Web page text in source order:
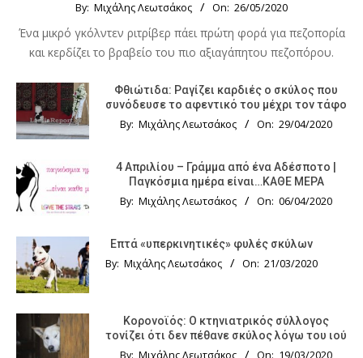
By: Μιχάλης Λεωτσάκος On: 26/05/2020
Ένα μικρό γκόλντεν ριτρίβερ πάει πρώτη φορά για πεζοπορία
και κερδίζει το βραβείο του πιο αξιαγάπητου πεζοπόρου.
Φθιώτιδα: Ραγίζει καρδιές ο σκύλος που
συνόδευσε το αφεντικό του μέχρι τον τάφο
By: Μιχάλης Λεωτσάκος On: 29/04/2020
4 Απριλίου – Γράμμα από ένα Αδέσποτο |
Παγκόσμια ημέρα είναι…ΚΑΘΕ ΜΕΡΑ
By: Μιχάλης Λεωτσάκος On: 06/04/2020
Επτά «υπερκινητικές» φυλές σκύλων
By: Μιχάλης Λεωτσάκος On: 21/03/2020
Κορονοϊός: Ο κτηνιατρικός σύλλογος
τονίζει ότι δεν πέθανε σκύλος λόγω του ιού